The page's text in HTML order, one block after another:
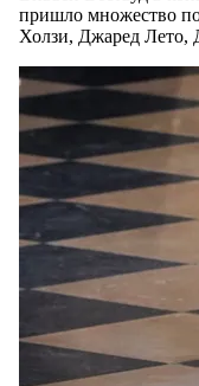
пришло множество
Холзи, Джаред Лето,